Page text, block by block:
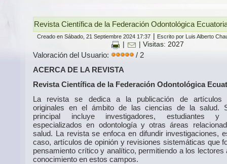
Revista Científica de la Federación Odontológica
Creado en Sábado, 21 Septiembre 2024 17:37 Escrito por Luis Alberto
| Visitas: 2027
Valoración del Usuario:
/ 2
ACERCA DE LA REVISTA
Revista Científica de la Federación Odontológica
La revista se dedica a la publicación de artículos
originales en el ámbito de las ciencias de la salud.
principal incluye investigadores, estudiantes y
especializados en odontología y otras áreas
salud. La revista se enfoca en difundir investigaciones,
caso, artículos de opinión y revisiones sistemáticas que
pensamiento crítico y analítico, permitiendo a los lectores
conocimiento en estos campos.